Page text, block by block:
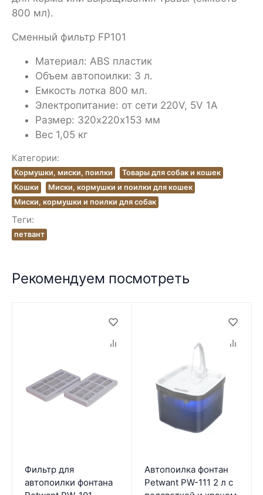
800 мл).
Сменный фильтр FP101
Материал: ABS пластик
Объем автопоилки: 3 л.
Емкость лотка 800 мл.
Электропитание: от сети 220V, 5V 1A
Размер: 320х220х153 мм
Вес 1,05 кг
Категории:
Кормушки, миски, поилки
Товары для собак и кошек
Кошки
Миски, кормушки и поилки для кошек
Миски, кормушки и поилки для собак
Теги:
петвант
Рекомендуем посмотреть
Фильтр для
автопоилки фонтана
Автопоилка фонтан
Petwant PW-111 2 л с